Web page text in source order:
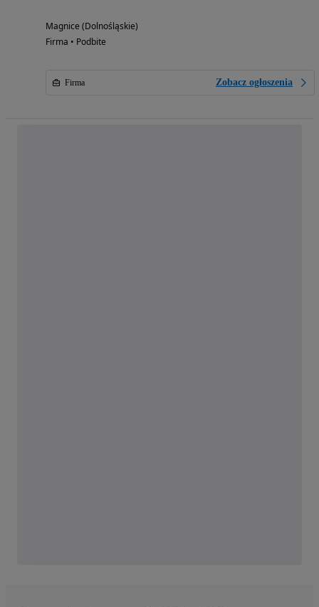
Magnice (Dolnośląskie)
Firma • Podbite
Firma Zobacz ogłoszenia